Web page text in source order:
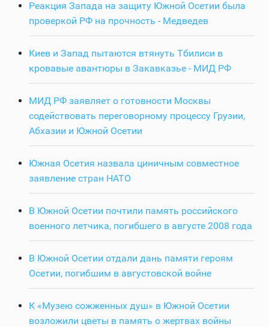
Реакция Запада на защиту Южной Осетии была
проверкой РФ на прочность - Медведев
Киев и Запад пытаются втянуть Тбилиси в
кровавые авантюры в Закавказье - МИД РФ
МИД РФ заявляет о готовности Москвы
содействовать переговорному процессу Грузии,
Абхазии и Южной Осетии
Южная Осетия назвала циничным совместное
заявление стран НАТО
В Южной Осетии почтили память российского
военного летчика, погибшего в августе 2008 года
В Южной Осетии отдали дань памяти героям
Осетии, погибшим в августовской войне
К «Музею сожженных душ» в Южной Осетии
возложили цветы в память о жертвах войны